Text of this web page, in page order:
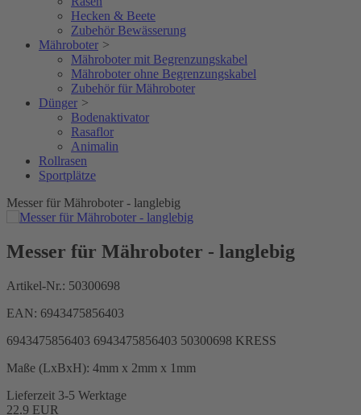
Hecken & Beete
Zubehör Bewässerung
Mähroboter >
Mähroboter mit Begrenzungskabel
Mähroboter ohne Begrenzungskabel
Zubehör für Mähroboter
Dünger >
Bodenaktivator
Rasaflor
Animalin
Rollrasen
Sportplätze
Messer für Mähroboter - langlebig
Messer für Mähroboter - langlebig
Artikel-Nr.: 50300698
EAN: 6943475856403
6943475856403 6943475856403 50300698 KRESS
Maße (LxBxH): 4mm x 2mm x 1mm
Lieferzeit 3-5 Werktage
22.9 EUR